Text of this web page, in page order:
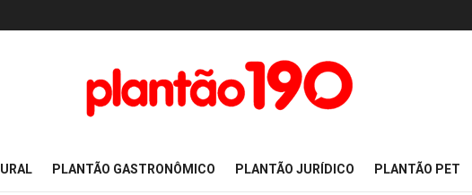
PLANTÃO GASTRONÔMICO PLANTÃO JURÍDICO PLANTÃO PET